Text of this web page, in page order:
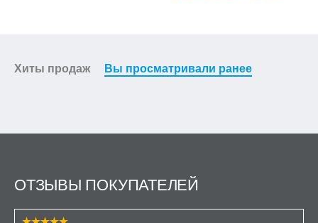
Хиты продаж Вы просматривали ранее
ОТЗЫВЫ ПОКУПАТЕЛЕЙ